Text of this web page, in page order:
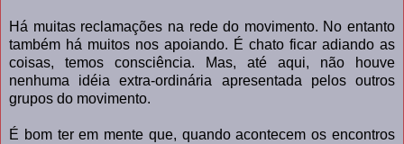
Há muitas reclamações na rede do movimento. No entanto
também há muitos nos apoiando. É chato ficar adiando as
coisas, temos consciência. Mas, até aqui, não houve
nenhuma idéia extra-ordinária apresentada pelos outros
grupos do movimento.
É bom ter em mente que, quando acontecem os encontros